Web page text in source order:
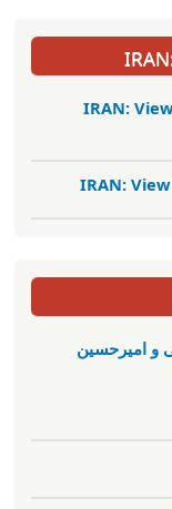
IRAN:
IRAN:
امیرحسین